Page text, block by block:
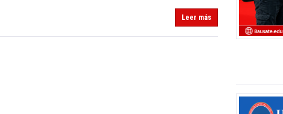
Leer más